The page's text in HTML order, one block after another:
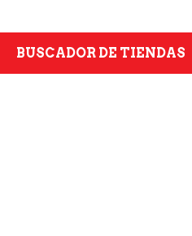
BUSCADOR DE TIENDAS